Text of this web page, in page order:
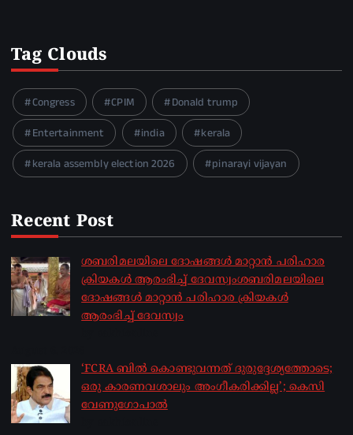
Tag Clouds
Congress CPIM
Donald trump
Entertainment
india
kerala
kerala assembly election 2026
pinarayi vijayan
Recent Post
ശബരിമലയിലെ ദോഷങ്ങൾ മാറ്റാൻ പരിഹാര
ക്രിയകൾ ആരംഭിച്ച് ദേവസ്വംശബരിമലയിലെ
ദോഷങ്ങൾ മാറ്റാൻ പരിഹാര ക്രിയകൾ
ആരംഭിച്ച് ദേവസ്വം
‘FCRA ബിൽ കൊണ്ടുവന്നത് ദുരുദ്ദേശ്യത്തോടെ;
ഒരു കാരണവശാലും അം​ഗീകരിക്കില്ല’; കെസി
വേണു​ഗോപാൽ